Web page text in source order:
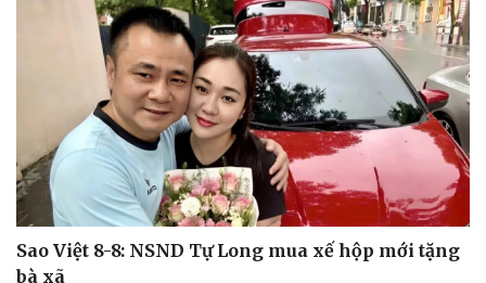
Sao Việt 8-8: NSND Tự Long mua xế hộp mới tặng
bà xã